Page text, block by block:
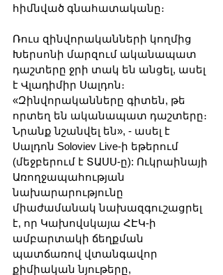
հիմնված գնահատականը։
Ռուս զինվորականների կողմից
Խերսոնի մարզում ականապատ
դաշտերը ջրի տակ են անցել, ասել
է Վլադիմիր Սալդոն։
«Զինվորականները գիտեն, թե
որտեղ են ականապատ դաշտերը։
Նրանք նշանվել են», - ասել է
Սալդոն Soloviev Live-ի եթերում
(մեջբերում է ՏԱՍՍ-ը): Ուկրաինայի
Առողջապահության
նախարարությունը
միաժամանակ նախազգուշացրել
է, որ Կախովսկայա ՀԷԿ-ի
ամբարտակի ճեղքման
պատճառով վտանգավոր
քիմիական նյութերը,